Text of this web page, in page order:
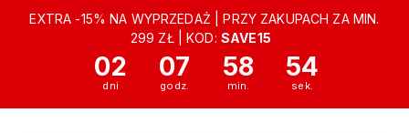
EXTRA -15% NA WYPRZEDAŻ | PRZY ZAKUPACH ZA MIN.
299 ZŁ | KOD: SAVE15
02 07 58 54